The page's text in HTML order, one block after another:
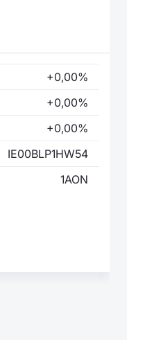
+0,00%
+0,00%
+0,00%
IE00BLP1HW54
1AON